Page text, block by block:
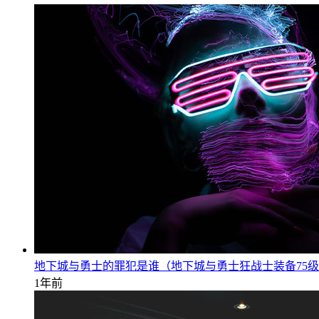
地下城与勇士的罪犯是谁（地下城与勇士狂战士装备75
1年前